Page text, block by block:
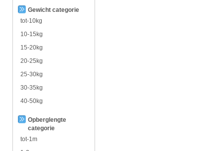
Gewicht categorie
tot-10kg
10-15kg
15-20kg
20-25kg
25-30kg
30-35kg
40-50kg
Opberglengte
categorie
tot-1m